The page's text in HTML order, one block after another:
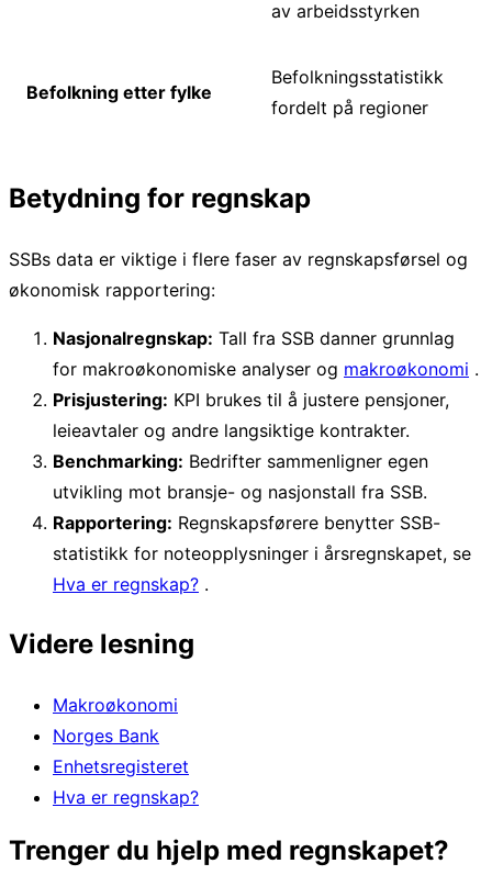
av arbeidsstyrken
Befolkning etter fylke
Befolkningsstatistikk
fordelt på regioner
Betydning for regnskap
SSBs data er viktige i flere faser av regnskapsførsel og
økonomisk rapportering:
Nasjonalregnskap: Tall fra SSB danner grunnlag
for makroøkonomiske analyser og makroøkonomi .
Prisjustering: KPI brukes til å justere pensjoner,
leieavtaler og andre langsiktige kontrakter.
Benchmarking: Bedrifter sammenligner egen
utvikling mot bransje- og nasjonstall fra SSB.
Rapportering: Regnskapsførere benytter SSB-
statistikk for noteopplysninger i årsregnskapet, se
Hva er regnskap? .
Videre lesning
Makroøkonomi
Norges Bank
Enhetsregisteret
Hva er regnskap?
Trenger du hjelp med regnskapet?